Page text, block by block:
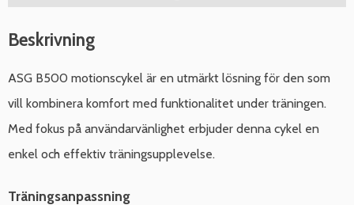
Beskrivning
ASG B500 motionscykel är en utmärkt lösning för den som
vill kombinera komfort med funktionalitet under träningen.
Med fokus på användarvänlighet erbjuder denna cykel en
enkel och effektiv träningsupplevelse.
Träningsanpassning